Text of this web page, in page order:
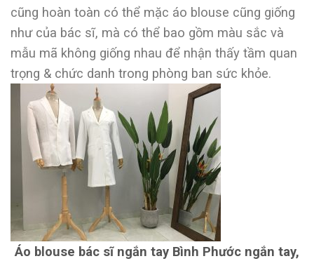
cũng hoàn toàn có thể mặc áo blouse cũng giống
như của bác sĩ, mà có thể bao gồm màu sắc và
mẫu mã không giống nhau để nhận thấy tầm quan
trọng & chức danh trong phòng ban sức khỏe.
Áo blouse bác sĩ ngắn tay Bình Phước ngắn tay,